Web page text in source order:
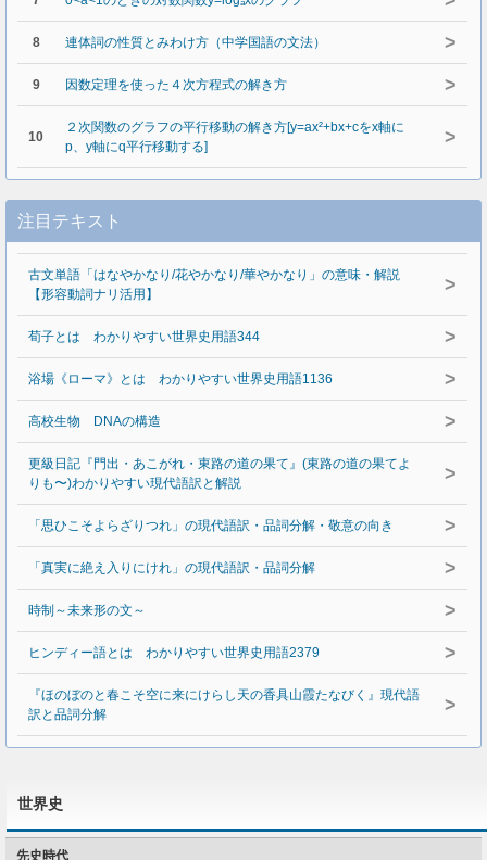
8 連体詞の性質とみわけ方（中学国語の文法） >
9 因数定理を使った４次方程式の解き方 >
10
２次関数のグラフの平行移動の解き方[y=ax²+bx+cをx軸に
p、y軸にq平行移動する]
>
注目テキスト
古文単語「はなやかなり/花やかなり/華やかなり」の意味・解説
【形容動詞ナリ活用】
>
荀子とは わかりやすい世界史用語344 >
浴場《ローマ》とは わかりやすい世界史用語1136 >
高校生物 DNAの構造 >
更級日記『門出・あこがれ・東路の道の果て』(東路の道の果てよ
りも〜)わかりやすい現代語訳と解説
>
「思ひこそよらざりつれ」の現代語訳・品詞分解・敬意の向き >
「真実に絶え入りにけれ」の現代語訳・品詞分解 >
時制～未来形の文～ >
ヒンディー語とは わかりやすい世界史用語2379 >
『ほのぼのと春こそ空に来にけらし天の香具山霞たなびく』現代語
訳と品詞分解
>
世界史
先史時代